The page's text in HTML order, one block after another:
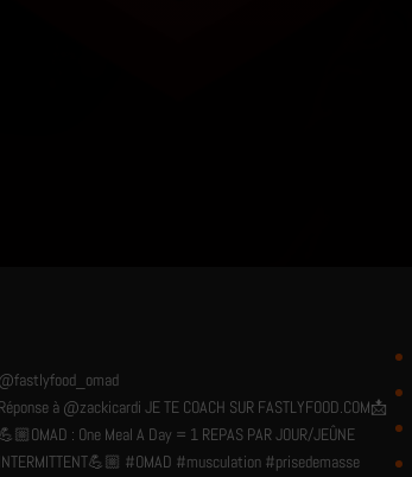
@fastlyfood_omad
Réponse à @zackicardi JE TE COACH SUR FASTLYFOOD.COM📩
💪🏼OMAD : One Meal A Day = 1 REPAS PAR JOUR/JEÛNE
INTERMITTENT💪🏼 #OMAD #musculation #prisedemasse